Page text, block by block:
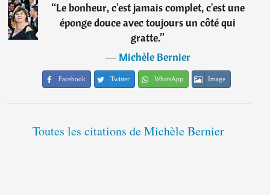
“Le bonheur, c'est jamais complet, c'est une
éponge douce avec toujours un côté qui
gratte.”
―Michèle Bernier
Facebook Twitter WhatsApp Image
Toutes les citations de Michèle Bernier